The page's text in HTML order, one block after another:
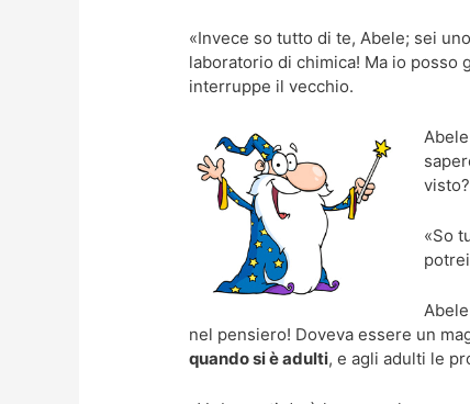
«Invece so tutto di te, Abele; sei
laboratorio di chimica! Ma io
interruppe il vecchio.
visto?
«So
nel pensiero! Doveva essere un
quando si è adulti, e agli adulti le